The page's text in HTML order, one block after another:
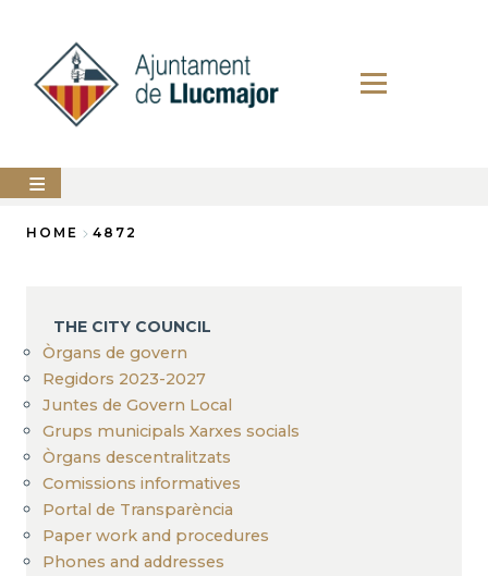
content
The
city
Services
PERFIL
DEL
CONTRACTANT
ANUNCIS
HOME 4872
THE CITY COUNCIL
Òrgans de govern
Regidors 2023-2027
Juntes de Govern Local
Grups municipals Xarxes socials
Òrgans descentralitzats
Comissions informatives
Portal de Transparència
Paper work and procedures
Phones and addresses